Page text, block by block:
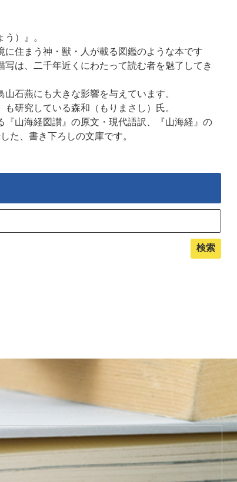
）』。
住まう神・獣・人が載る図鑑のような本です
は、二千年近くにわたって読む者を魅了してき
石燕にも大きな影響を与えています。
研究している森和（もりまさし）氏。
山海経図讃』の原文・現代語訳、『山海経』の
た、書き下ろしの文庫です。